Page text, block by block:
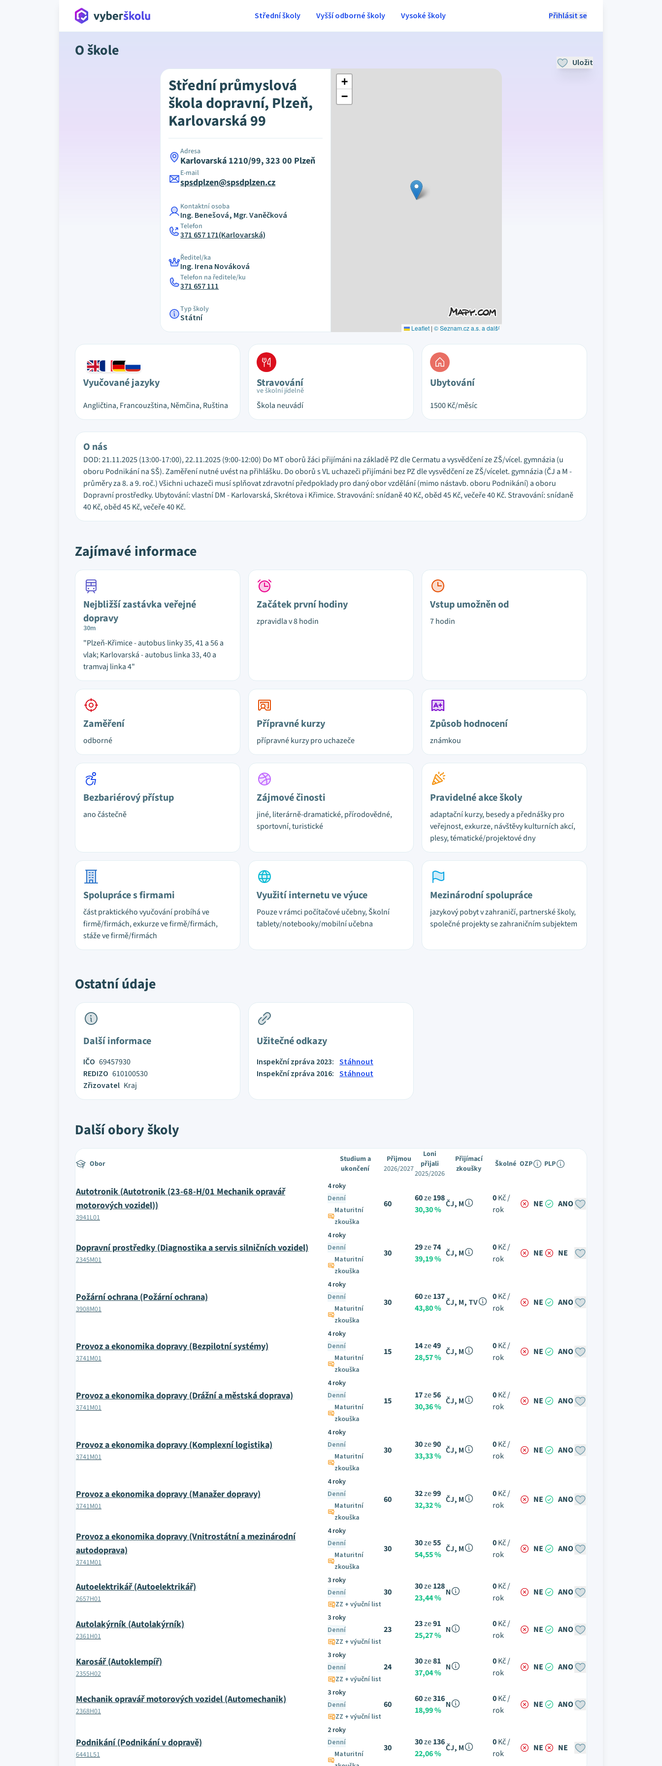
Přihlásit se
Střední školy Vyšší odborné školy Vysoké školy
O škole
Uložit
Střední průmyslová
škola dopravní, Plzeň,
Karlovarská 99
Adresa
Karlovarská 1210/99, 323 00 Plzeň
E-mail
spsdplzen@spsdplzen.cz
Kontaktní osoba
Ing. Benešová, Mgr. Vaněčková
Telefon
371 657 171(Karlovarská)
Ředitel/ka
Ing. Irena Nováková
Telefon na ředitele/ku
371 657 111
Typ školy
Státní
+
−
Leaflet | © Seznam.cz a.s. a další
Vyučované jazyky
Angličtina, Francouzština, Němčina, Ruština
Stravování
ve školní jídelně
Škola neuvádí
Ubytování
1500Kč/měsíc
O nás
DOD: 21.11.2025 (13:00-17:00), 22.11.2025 (9:00-12:00) Do MT oborů žáci přijímáni na základě PZ dle Cermatu a vysvědčení ze ZŠ/vícel. gymnázia (u
oboru Podnikání na SŠ). Zaměření nutné uvést na přihlášku. Do oborů s VL uchazeči přijímáni bez PZ dle vysvědčení ze ZŠ/vícelet. gymnázia (ČJ a M -
průměry za 8. a 9. roč.) Všichni uchazeči musí splňovat zdravotní předpoklady pro daný obor vzdělání (mimo nástavb. oboru Podnikání) a oboru
Dopravní prostředky. Ubytování: vlastní DM - Karlovarská, Skrétova i Křimice. Stravování: snídaně 40 Kč, oběd 45 Kč, večeře 40 Kč. Stravování: snídaně
40 Kč, oběd 45 Kč, večeře 40 Kč.
Zajímavé informace
Nejbližší zastávka veřejné
dopravy
30m
"Plzeň-Křimice - autobus linky 35, 41 a 56 a
vlak; Karlovarská - autobus linka 33, 40 a
tramvaj linka 4"
Začátek první hodiny
zpravidla v 8 hodin
Vstup umožněn od
7 hodin
Zaměření
odborné
Přípravné kurzy
přípravné kurzy pro uchazeče
Způsob hodnocení
známkou
Bezbariérový přístup
ano částečně
Zájmové činosti
jiné, literárně-dramatické, přírodovědné,
sportovní, turistické
Pravidelné akce školy
adaptační kurzy, besedy a přednášky pro
veřejnost, exkurze, návštěvy kulturních akcí,
plesy, tématické/projektové dny
Spolupráce s firmami
část praktického vyučování probíhá ve
firmě/firmách, exkurze ve firmě/firmách,
stáže ve firmě/firmách
Využití internetu ve výuce
Pouze v rámci počítačové učebny, Školní
tablety/notebooky/mobilní učebna
Mezinárodní spolupráce
jazykový pobyt v zahraničí, partnerské školy,
společné projekty se zahraničním subjektem
Ostatní údaje
Další informace
IČO 69457930
REDIZO 610100530
Zřizovatel Kraj
Užitečné odkazy
Inspekční zpráva 2023: Stáhnout
Inspekční zpráva 2016: Stáhnout
Další obory školy
Obor
Studium a
ukončení
Přijmou
2026/2027
Loni
přijali
2025/2026
Přijímací
zkoušky
Školné OZP PLP
Autotronik (Autotronik (23-68-H/01 Mechanik opravář
motorových vozidel))
3941L01
4 roky
Denní
Maturitní
zkouška
60
60ze198
30,30 %
ČJ, M
0Kč /
rok
NE ANO
Dopravní prostředky (Diagnostika a servis silničních vozidel)
2345M01
4 roky
Denní
Maturitní
zkouška
30
29ze74
39,19 %
ČJ, M
0Kč /
rok
NE NE
Požární ochrana (Požární ochrana)
3908M01
4 roky
Denní
Maturitní
zkouška
30
60ze137
43,80 %
ČJ, M, TV
0Kč /
rok
NE ANO
Provoz a ekonomika dopravy (Bezpilotní systémy)
3741M01
4 roky
Denní
Maturitní
zkouška
15
14ze49
28,57 %
ČJ, M
0Kč /
rok
NE ANO
Provoz a ekonomika dopravy (Drážní a městská doprava)
3741M01
4 roky
Denní
Maturitní
zkouška
15
17ze56
30,36 %
ČJ, M
0Kč /
rok
NE ANO
Provoz a ekonomika dopravy (Komplexní logistika)
3741M01
4 roky
Denní
Maturitní
zkouška
30
30ze90
33,33 %
ČJ, M
0Kč /
rok
NE ANO
Provoz a ekonomika dopravy (Manažer dopravy)
3741M01
4 roky
Denní
Maturitní
zkouška
60
32ze99
32,32 %
ČJ, M
0Kč /
rok
NE ANO
Provoz a ekonomika dopravy (Vnitrostátní a mezinárodní
autodoprava)
3741M01
4 roky
Denní
Maturitní
zkouška
30
30ze55
54,55 %
ČJ, M
0Kč /
rok
NE ANO
Autoelektrikář (Autoelektrikář)
2657H01
3 roky
Denní
ZZ + výuční list
30
30ze128
23,44 %
N
0Kč /
rok
NE ANO
Autolakýrník (Autolakýrník)
2361H01
3 roky
Denní
ZZ + výuční list
23
23ze91
25,27 %
N
0Kč /
rok
NE ANO
Karosář (Autoklempíř)
2355H02
3 roky
Denní
ZZ + výuční list
24
30ze81
37,04 %
N
0Kč /
rok
NE ANO
Mechanik opravář motorových vozidel (Automechanik)
2368H01
3 roky
Denní
ZZ + výuční list
60
60ze316
18,99 %
N
0Kč /
rok
NE ANO
Podnikání (Podnikání v dopravě)
6441L51
2 roky
Denní
Maturitní
30
30ze136
22,06 %
ČJ, M
0Kč /
rok
NE NE